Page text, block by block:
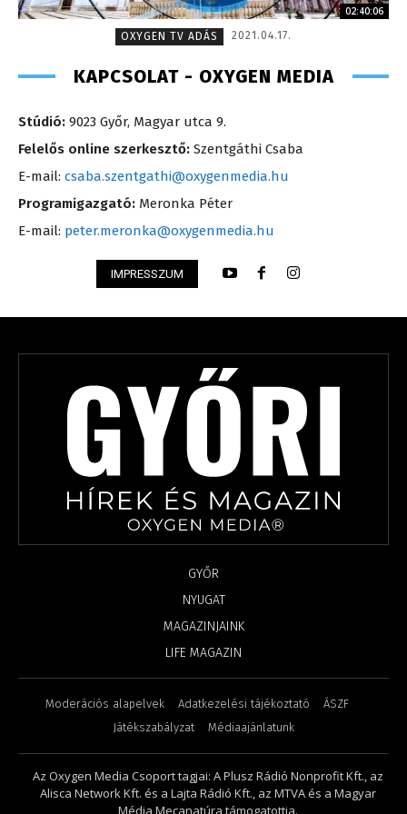
02:40:06
OXYGEN TV ADÁS
2021.04.17.
KAPCSOLAT - OXYGEN MEDIA
Stúdió: 9023 Győr, Magyar utca 9.
Felelős online szerkesztő: Szentgáthi Csaba
E-mail: csaba.szentgathi@oxygenmedia.hu
Programigazgató: Meronka Péter
E-mail: peter.meronka@oxygenmedia.hu
IMPRESSZUM
GYŐR
NYUGAT
MAGAZINJAINK
LIFE MAGAZIN
Moderációs alapelvek Adatkezelési tájékoztató
ÁSZF
Játékszabályzat
Médiaajánlatunk
Az Oxygen Media Csoport tagjai: A Plusz Rádió Nonprofit Kft., az
Alisca Network Kft. és a Lajta Rádió Kft., az MTVA és a Magyar
Média Mecanatúra támogatottja.